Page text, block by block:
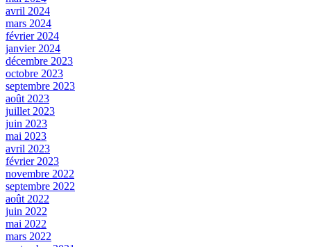
avril 2024
mars 2024
février 2024
janvier 2024
décembre 2023
octobre 2023
septembre 2023
août 2023
juillet 2023
juin 2023
mai 2023
avril 2023
février 2023
novembre 2022
septembre 2022
août 2022
juin 2022
mai 2022
mars 2022